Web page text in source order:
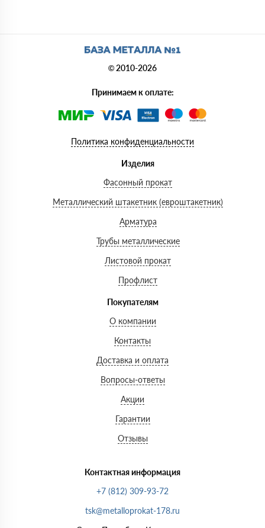
© 2010-2026
Принимаем к оплате:
Политика конфиденциальности
Изделия
Фасонный прокат
Металлический штакетник (евроштакетник)
Арматура
Трубы металлические
Листовой прокат
Профлист
Покупателям
О компании
Контакты
Доставка и оплата
Вопросы-ответы
Акции
Гарантии
Отзывы
Контактная информация
+7 (812) 309-93-72
tsk@metalloprokat-178.ru